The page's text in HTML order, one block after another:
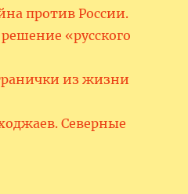
против России.
«русского
из жизни
Северные